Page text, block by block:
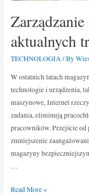
aktualnych
TECHNOLOGIA/ By
W ostatnich latach
technologie i urządzenia,
maszynowe, Internet
zadania, eliminują
pracowników. Przejście
zmniejszenie
magazyny
…
Read More »